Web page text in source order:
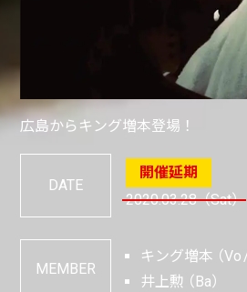
広島からキング増本登場！
DATE
2020.03.28（Sat）
MEMBER
キング増本 Vo
井上勲
Ba